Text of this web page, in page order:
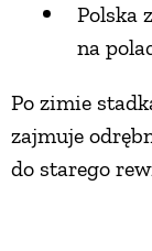
Polska
na
Po zimie
zajmuje
do starego